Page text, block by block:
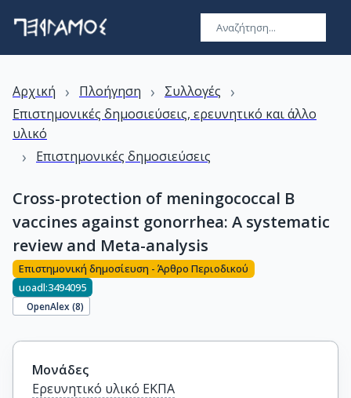
Αρχική › Πλοήγηση › Συλλογές ›
Επιστημονικές δημοσιεύσεις, ερευνητικό και άλλο
υλικό
› Επιστημονικές δημοσιεύσεις
Cross-protection of meningococcal B
vaccines against gonorrhea: A systematic
review and Meta-analysis
Επιστημονική δημοσίευση - Άρθρο Περιοδικού
uoadl:3494095
OpenAlex (8)
Μονάδες
Ερευνητικό υλικό ΕΚΠΑ